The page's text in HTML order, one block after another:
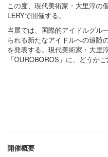
この度、現代美術家・大里淳の
LERYで開催する。
当展では、国際的アイドルグル
られる新たなアイドルへの追随
を発表する。現代美術家・大里
「OUROBOROS」に、どうか
開催概要